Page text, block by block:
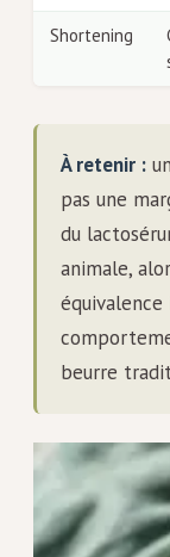
Shortening
À retenir :
pas une
du
animale,
beurre